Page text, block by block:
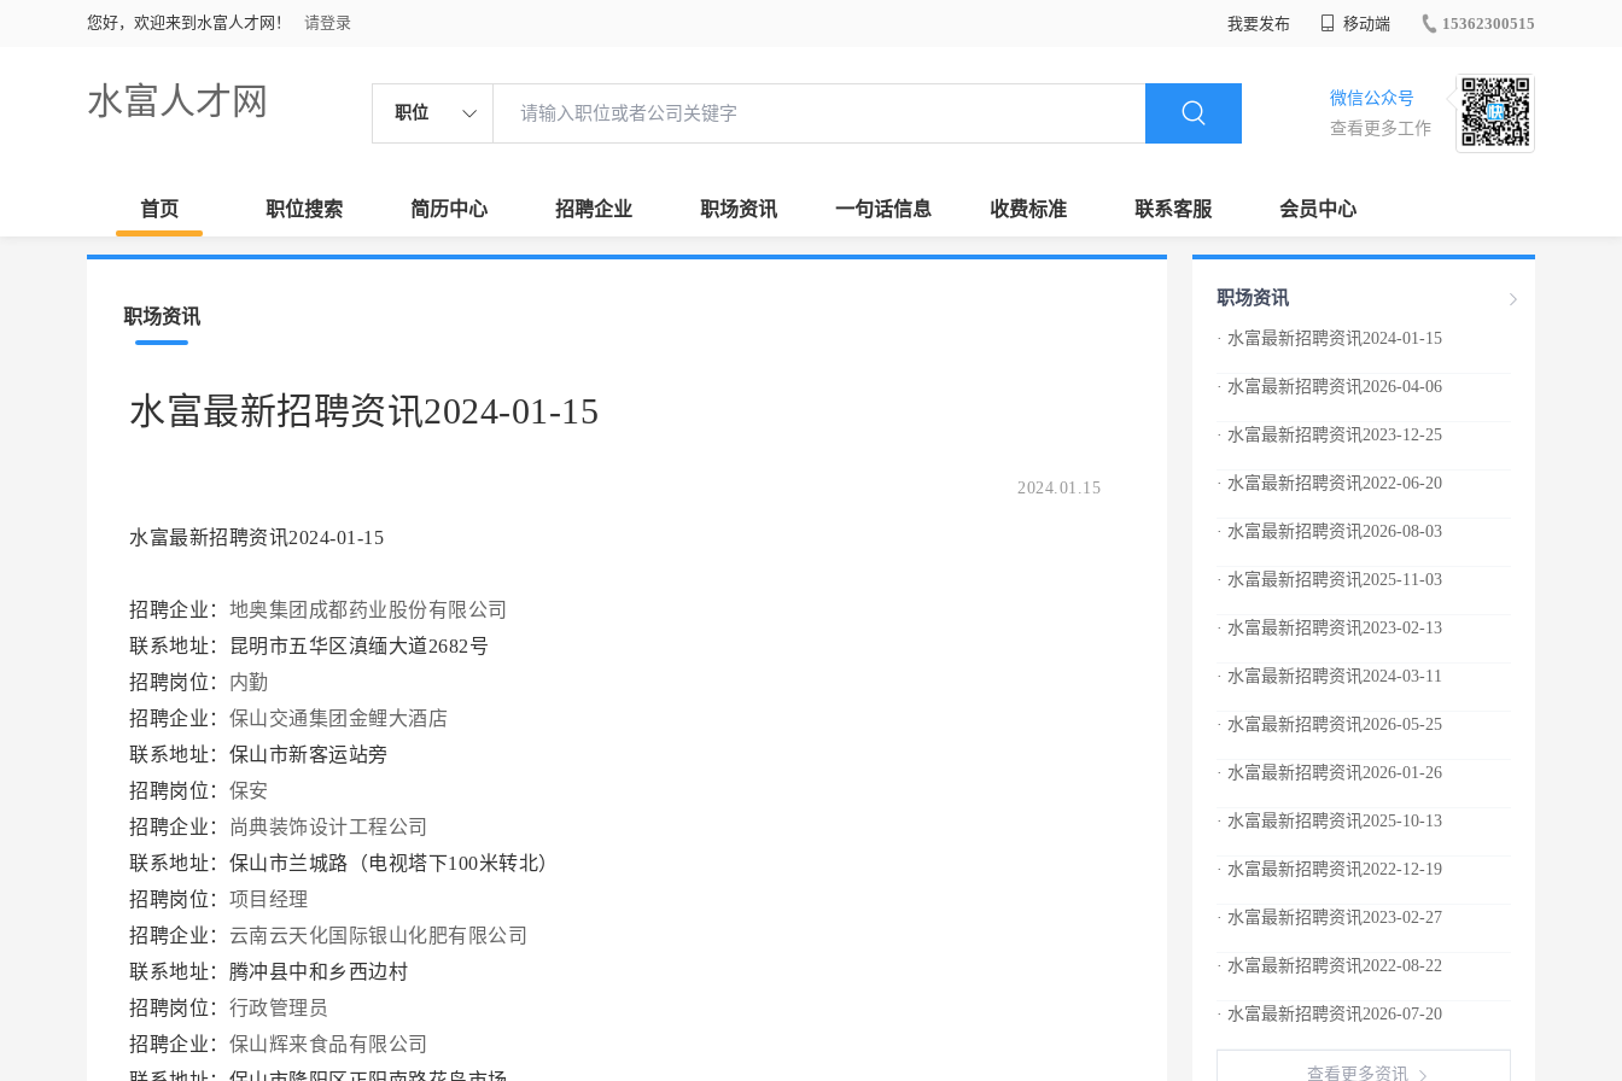
您好，欢迎来到水富人才网！ 请登录 我要发布 移动端 15362300515
水富人才网 职位
微信公众号
查看更多工作
首页 职位搜索 简历中心 招聘企业 职场资讯 一句话信息 收费标准 联系客服 会员中心
职场资讯
水富最新招聘资讯2024-01-15
2024.01.15
水富最新招聘资讯2024-01-15
招聘企业： 地奥集团成都药业股份有限公司
联系地址：昆明市五华区滇缅大道2682号
招聘岗位： 内勤
招聘企业： 保山交通集团金鲤大酒店
联系地址：保山市新客运站旁
招聘岗位： 保安
招聘企业：
尚典装饰设计工程公司
联系地址：保山市兰城路（电视塔下100米转北）
招聘岗位： 项目经理
招聘企业： 云南云天化国际银山化肥有限公司
联系地址：腾冲县中和乡西边村
招聘岗位： 行政管理员
招聘企业： 保山辉来食品有限公司
职场资讯
· 水富最新招聘资讯2024-01-15
· 水富最新招聘资讯2026-04-06
· 水富最新招聘资讯2023-12-25
· 水富最新招聘资讯2022-06-20
· 水富最新招聘资讯2026-08-03
· 水富最新招聘资讯2025-11-03
· 水富最新招聘资讯2023-02-13
· 水富最新招聘资讯2024-03-11
· 水富最新招聘资讯2026-05-25
· 水富最新招聘资讯2026-01-26
· 水富最新招聘资讯2025-10-13
· 水富最新招聘资讯2022-12-19
· 水富最新招聘资讯2023-02-27
· 水富最新招聘资讯2022-08-22
· 水富最新招聘资讯2026-07-20
查看更多资讯